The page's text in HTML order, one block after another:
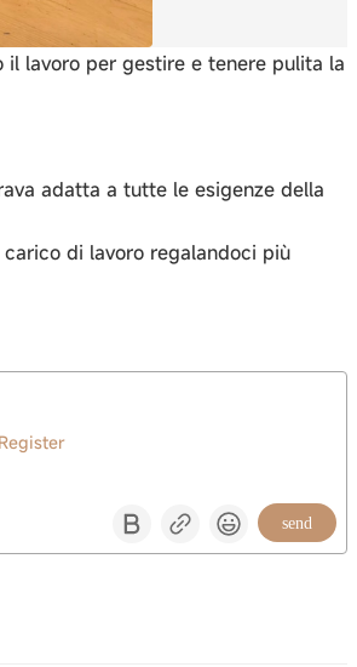
lavoro per gestire e tenere pulita la
adatta a tutte le esigenze della
di lavoro regalandoci più
Register
send